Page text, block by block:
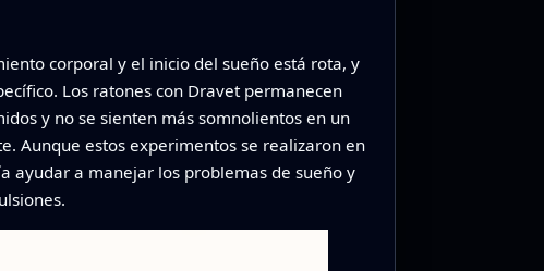
corporal y el inicio del sueño está rota, y
Los ratones con Dravet permanecen
y no se sienten más somnolientos en un
Aunque estos experimentos se realizaron en
ayudar a manejar los problemas de sueño y